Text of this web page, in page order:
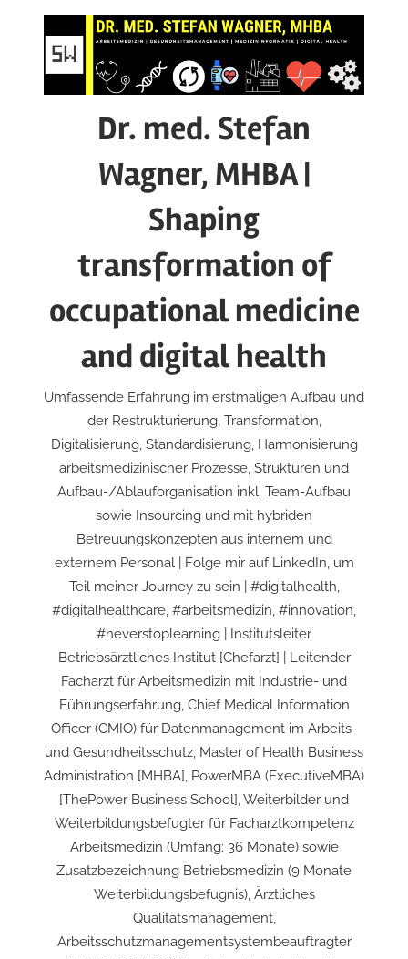
springen
Dr. med. Stefan
Wagner, MHBA |
Shaping
transformation of
occupational medicine
and digital health
Umfassende Erfahrung im erstmaligen Aufbau und
der Restrukturierung, Transformation,
Digitalisierung, Standardisierung, Harmonisierung
arbeitsmedizinischer Prozesse, Strukturen und
Aufbau-/Ablauforganisation inkl. Team-Aufbau
sowie Insourcing und mit hybriden
Betreuungskonzepten aus internem und
externem Personal | Folge mir auf LinkedIn, um
Teil meiner Journey zu sein | #digitalhealth,
#digitalhealthcare, #arbeitsmedizin, #innovation,
#neverstoplearning | Institutsleiter
Betriebsärztliches Institut [Chefarzt] | Leitender
Facharzt für Arbeitsmedizin mit Industrie- und
Führungserfahrung, Chief Medical Information
Officer (CMIO) für Datenmanagement im Arbeits-
und Gesundheitsschutz, Master of Health Business
Administration [MHBA], PowerMBA (ExecutiveMBA)
[ThePower Business School], Weiterbilder und
Weiterbildungsbefugter für Facharztkompetenz
Arbeitsmedizin (Umfang: 36 Monate) sowie
Zusatzbezeichnung Betriebsmedizin (9 Monate
Weiterbildungsbefugnis), Ärztliches
Qualitätsmanagement,
Arbeitsschutzmanagementsystembeauftragter